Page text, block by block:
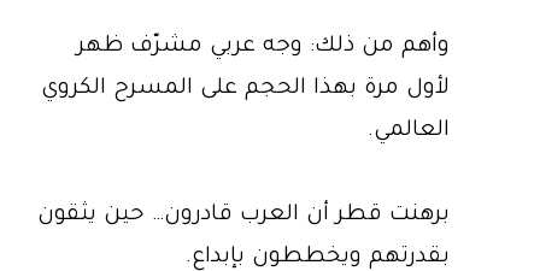
وأهم من ذلك: وجه عربي مشرّف ظهر
لأول مرة بهذا الحجم على المسرح الكروي
العالمي.
برهنت قطر أن العرب قادرون… حين يثقون
بقدرتهم ويخططون بإبداع.